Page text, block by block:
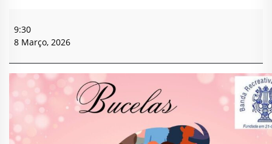
da
Mulher
Banda
Recreativa
9:30
8 Março, 2026